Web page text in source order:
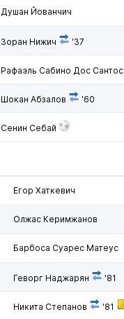
Душан Йованчич
Зоран Нижич '37
Рафаэль Сабино Дос Сантос
Шокан Абзалов '60
Сенин Себай
Егор Хаткевич
Олжас Керимжанов
Барбоса Суарес Матеус
Геворг Наджарян '81
Никита Степанов '81